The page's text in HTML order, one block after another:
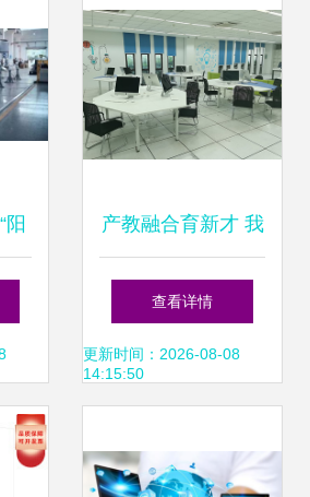
发，擘画未来创新
蓝图
阳 产教融合育新才 我
校与苏州盈实信息
科技共探教育创新
查看详情
更新时间：2026-08-08
14:15:50